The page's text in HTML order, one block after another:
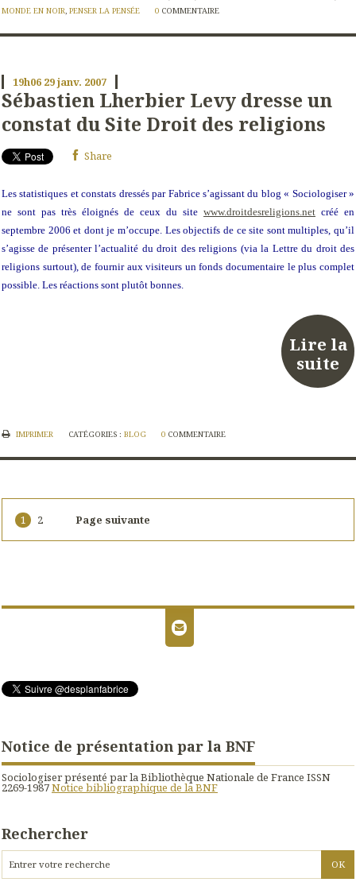
Notice de présentation par la BNF
Sociologiser présenté par la Bibliothèque Nationale de France ISSN
2269-1987Notice bibliographique de la BNF
Rechercher
MONDE EN NOIR, PENSER LA PENSÉE 0 COMMENTAIRE
19h06 29janv. 2007
Sébastien Lherbier Levy dresse un
constat du Site Droit des religions
Share
Les statistiques et constats dressés par Fabrice s’agissant du blog « Sociologiser »
ne sont pas très éloignés de ceux du site www.droitdesreligions.net créé en
septembre 2006 et dont je m’occupe. Les objectifs de ce site sont multiples, qu’il
s’agisse de présenter l’actualité du droit des religions (via la Lettre du droit des
religions surtout), de fournir aux visiteurs un fonds documentaire le plus complet
possible. Les réactions sont plutôt bonnes.
Lire la
suite
IMPRIMER CATÉGORIES : BLOG 0 COMMENTAIRE
1 2 Page suivante